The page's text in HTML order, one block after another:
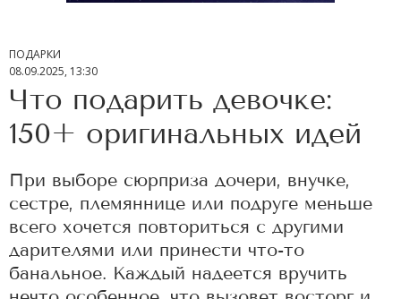
ПОДАРКИ
08.09.2025, 13:30
Что подарить девочке:
150+ оригинальных идей
При выборе сюрприза дочери, внучке,
сестре, племяннице или подруге меньше
всего хочется повториться с другими
дарителями или принести что-то
банальное. Каждый надеется вручить